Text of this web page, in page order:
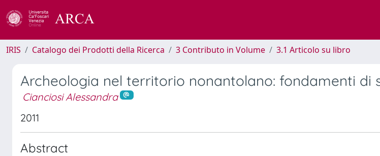
IRIS Catalogo dei Prodotti della Ricerca 3 Contributo in Volume 3.1 Articolo su libro
Archeologia nel territorio nonantolano: fondamenti di
Cianciosi Alessandra
2011
Abstract